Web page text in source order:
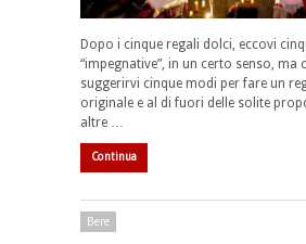
Dopo i cinque regali dolci, eccovi
“impegnative”, in un certo senso, ma
suggerirvi cinque modi per fare un
originale e al di fuori delle solite
altre …
Continua
Bere